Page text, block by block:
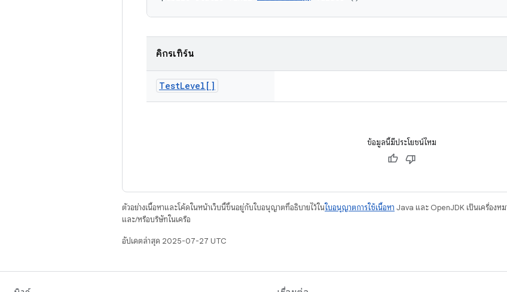
คิกรีเทิร์น
TestLevel[]
ข้อมูลนี้มีประโยชน์ไหม
ตัวอย่างเนื้อหาและโค้ดในหน้าเว็บนี้ขึ้นอยู่กับใบอนุญาตที่อธิบายไว้ในใบอนุญาตการใช้เนื้อหา Java และ OpenJDK เป็นเครื่องห
และ/หรือบริษัทในเครือ
อัปเดตล่าสุด 2025-07-27 UTC